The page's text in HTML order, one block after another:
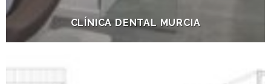
CLÍNICA DENTAL MURCIA